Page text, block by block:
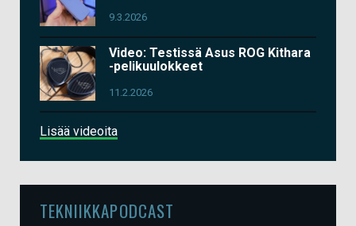
9.3.2026
Video: Testissä Asus ROG Kithara
-pelikuulokkeet
11.2.2026
Lisää videoita
TEKNIIKKAPODCAST